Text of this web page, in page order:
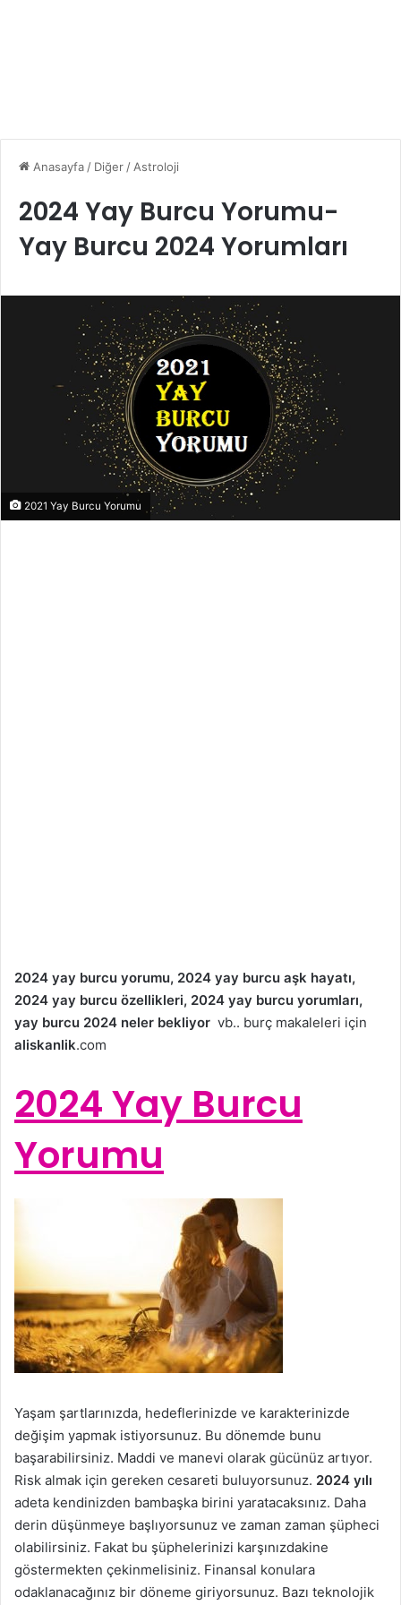
Anasayfa / Diğer / Astroloji
2024 Yay Burcu Yorumu-
Yay Burcu 2024 Yorumları
2021 Yay Burcu Yorumu
2024 yay burcu yorumu, 2024 yay burcu aşk hayatı,
2024 yay burcu özellikleri, 2024 yay burcu yorumları,
yay burcu 2024 neler bekliyor vb.. burç makaleleri için
aliskanlik.com
2024 Yay Burcu
Yorumu
Yaşam şartlarınızda, hedeflerinizde ve karakterinizde
değişim yapmak istiyorsunuz. Bu dönemde bunu
başarabilirsiniz. Maddi ve manevi olarak gücünüz artıyor.
Risk almak için gereken cesareti buluyorsunuz. 2024 yılı
adeta kendinizden bambaşka birini yaratacaksınız. Daha
derin düşünmeye başlıyorsunuz ve zaman zaman şüpheci
olabilirsiniz. Fakat bu şüphelerinizi karşınızdakine
göstermekten çekinmelisiniz. Finansal konulara
odaklanacağınız bir döneme giriyorsunuz. Bazı teknolojik